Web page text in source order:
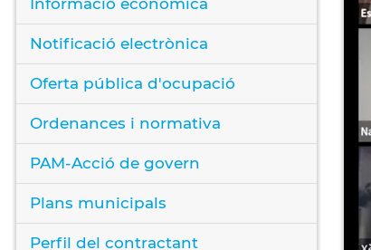
Notificació electrònica
Oferta pública d'ocupació
Ordenances i normativa
PAM-Acció de govern
Plans municipals
Perfil del contractant